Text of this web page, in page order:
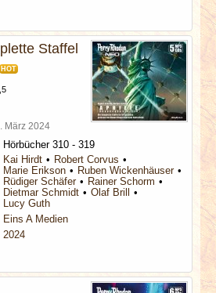
Staffel
HOT
März 2024
Hörbücher 310 - 319
Kai Hirdt
Robert Corvus
Marie Erikson
Ruben Wickenhäuser
Rüdiger Schäfer
Rainer Schorm
Dietmar Schmidt
Olaf Brill
Lucy Guth
Eins A Medien
2024